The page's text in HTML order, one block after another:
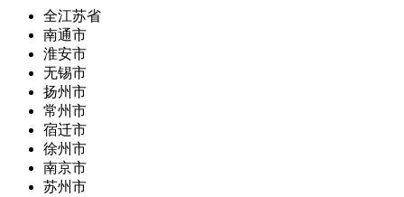
全江苏省
南通市
淮安市
无锡市
扬州市
常州市
宿迁市
徐州市
南京市
苏州市